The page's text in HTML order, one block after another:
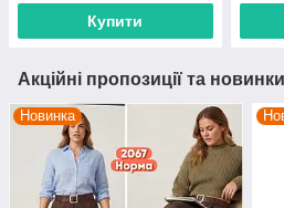
Купити
Акційні пропозиції та новинки
Новинка